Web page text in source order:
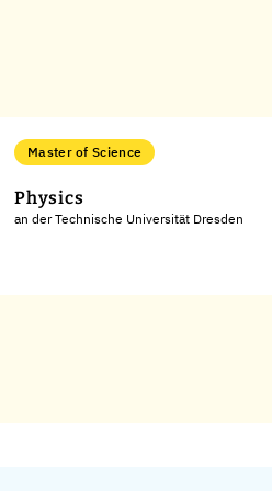
Master of Science
Physics
an der Technische Universität Dresden